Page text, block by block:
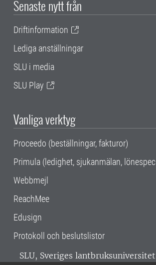
Senaste nytt från
Driftinformation
Lediga anställningar
SLU i media
SLU Play
Vanliga verktyg
Proceedo (beställningar, fakturor)
Primula (ledighet, sjukanmälan,
Webbmejl
ReachMee
Edusign
Protokoll och beslutslistor
SLU, Sveriges